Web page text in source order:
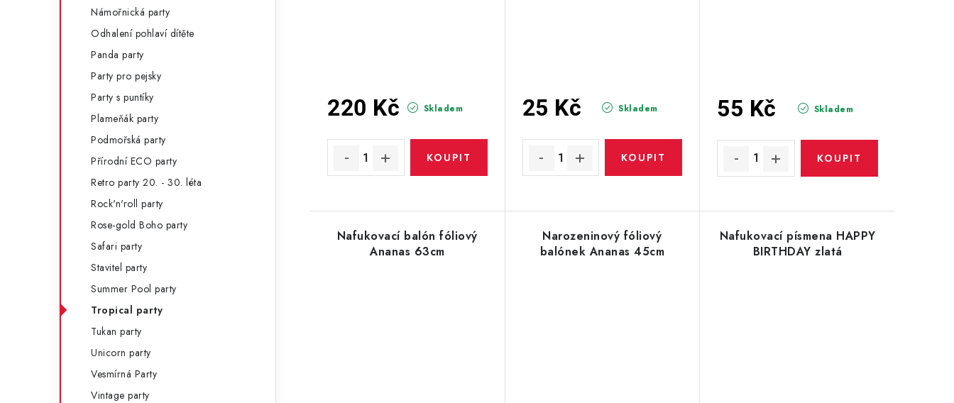
Námořnická party
Odhalení pohlaví dítěte
Panda party
Party pro pejsky
Party s puntíky
Plameňák party
Podmořská party
Přírodní ECO party
Retro party 20. - 30. léta
Rock'n'roll party
Rose-gold Boho party
Safari party
Stavitel party
Summer Pool party
Tropical party
Tukan party
Unicorn party
Vesmírná Party
Vintage party
Skladem
220 Kč Skladem
25 Kč Skladem
55 Kč
Nafukovací balón fóliový
Ananas 63cm
Narozeninový fóliový
balónek Ananas 45cm
Nafukovací písmena HAPPY
BIRTHDAY zlatá